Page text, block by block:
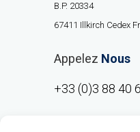
B.P. 20334
67411 Illkirch Cedex
Appelez Nous
+33 (0)3 88 40